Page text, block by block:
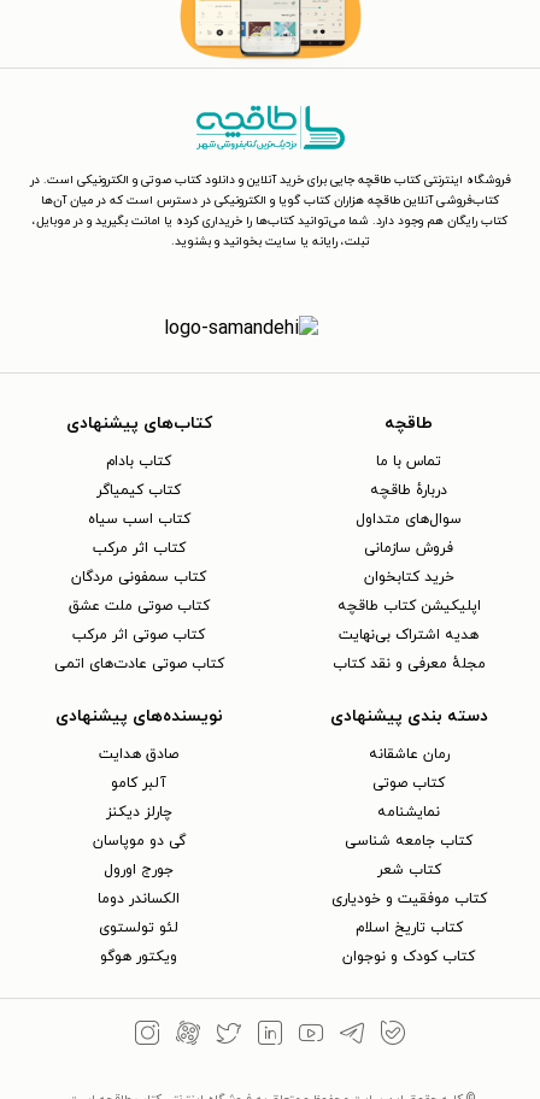
فروشگاه اینترنتی کتاب طاقچه جایی برای خرید آنلاین و دانلود کتاب صوتی و الکترونیکی است. در
کتاب‌فروشی آنلاین طاقچه هزاران کتاب گویا و الکترونیکی در دسترس است که در میان آن‌ها
کتاب رایگان هم وجود دارد. شما می‌توانید کتاب‌ها را خریداری کرده یا امانت بگیرید و در موبایل،
تبلت، رایانه یا سایت بخوانید و بشنوید.
طاقچه
تماس با ما
دربارهٔ طاقچه
سوال‌های متداول
فروش سازمانی
خرید کتابخوان
اپلیکیشن کتاب طاقچه
هدیه اشتراک بی‌نهایت
مجلهٔ معرفی و نقد کتاب
کتاب‌های پیشنهادی
کتاب بادام
کتاب کیمیاگر
کتاب اسب سیاه
کتاب اثر مرکب
کتاب سمفونی مردگان
کتاب صوتی ملت عشق
کتاب صوتی اثر مرکب
کتاب صوتی عادت‌های اتمی
دسته بندی پیشنهادی
رمان عاشقانه
کتاب‌ صوتی
نمایشنامه
کتاب جامعه شناسی
کتاب شعر
کتاب موفقیت و خودیاری
کتاب تاریخ اسلام
کتاب کودک و نوجوان
نویسنده‌های پیشنهادی
صادق هدایت
آلبر کامو
چارلز دیکنز
گی دو موپاسان
جورج اورول
الکساندر دوما
لئو تولستوی
ویکتور هوگو